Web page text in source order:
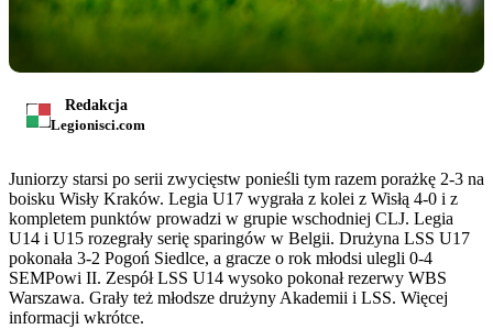
Redakcja
Legionisci.com
Juniorzy starsi po serii zwycięstw ponieśli tym razem porażkę 2-3 na
boisku Wisły Kraków. Legia U17 wygrała z kolei z Wisłą 4-0 i z
kompletem punktów prowadzi w grupie wschodniej CLJ. Legia
U14 i U15 rozegrały serię sparingów w Belgii. Drużyna LSS U17
pokonała 3-2 Pogoń Siedlce, a gracze o rok młodsi ulegli 0-4
SEMPowi II. Zespół LSS U14 wysoko pokonał rezerwy WBS
Warszawa. Grały też młodsze drużyny Akademii i LSS. Więcej
informacji wkrótce.